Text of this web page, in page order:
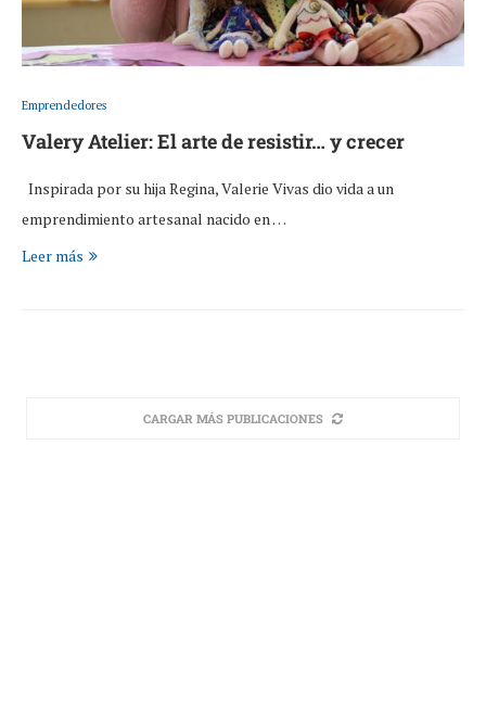
Emprendedores
Valery Atelier: El arte de resistir… y crecer
Inspirada por su hija Regina, Valerie Vivas dio vida a un
emprendimiento artesanal nacido en …
Leer más
CARGAR MÁS PUBLICACIONES